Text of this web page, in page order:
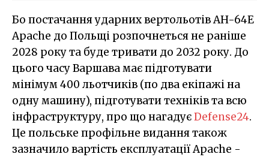
Бо постачання ударних вертольотів AH-64E
Apache до Польщі розпочнеться не раніше
2028 року та буде тривати до 2032 року. До
цього часу Варшава має підготувати
мінімум 400 льотчиків (по два екіпажі на
одну машину), підготувати техніків та всю
інфраструктуру, про що нагадуєDefense24.
Це польське профільне видання також
зазначило вартість експлуатації Apache -